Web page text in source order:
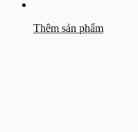
Thêm sản phẩm